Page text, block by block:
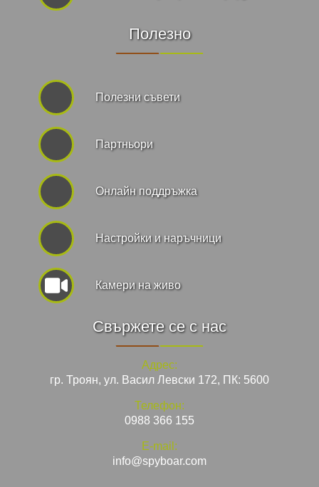
Полезно
Полезни съвети
Партньори
Онлайн поддръжка
Hастройки и наръчници
Камери на живо
Свържете се с нас
Адрес:
гр. Троян, ул. Васил Левски 172, ПК: 5600
Телефон:
0988 366 155
E-mail:
info@spyboar.com